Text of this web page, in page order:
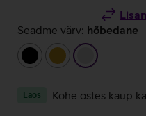
Seadme värv: hõbedane
must
kuldne hõbedane
Laos Kohe ostes kaup